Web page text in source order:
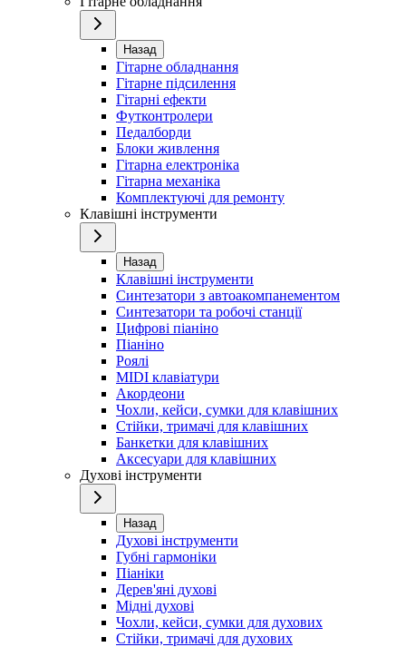
Назад
Гітарне обладнання
Гітарне підсилення
Гітарні ефекти
Футконтролери
Педалборди
Блоки живлення
Гітарна електроніка
Гітарна механіка
Комплектуючі для ремонту
Клавішні інструменти
Назад
Клавішні інструменти
Синтезатори з автоакомпанементом
Синтезатори та робочі станції
Цифрові піаніно
Піаніно
Роялі
MIDI клавіатури
Акордеони
Чохли, кейси, сумки для клавішних
Стійки, тримачі для клавішних
Банкетки для клавішних
Аксесуари для клавішних
Духові інструменти
Назад
Духові інструменти
Губні гармоніки
Піаніки
Дерев'яні духові
Мідні духові
Чохли, кейси, сумки для духових
Стійки, тримачі для духових